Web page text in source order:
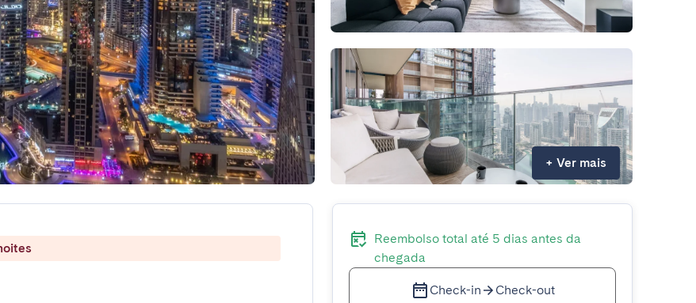
+ Ver mais
Reembolso total até 5 dias antes da
chegada
Check-in Check-out